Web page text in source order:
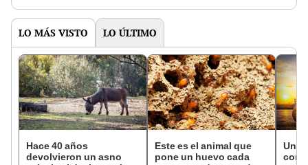
LO MÁS VISTO LO ÚLTIMO
Hace 40 años
devolvieron un asno
Este es el animal que
pone un huevo cada
Una